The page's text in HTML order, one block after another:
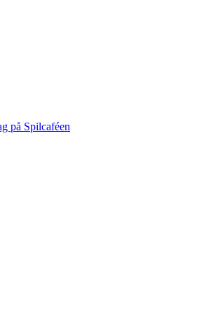
på Spilcaféen